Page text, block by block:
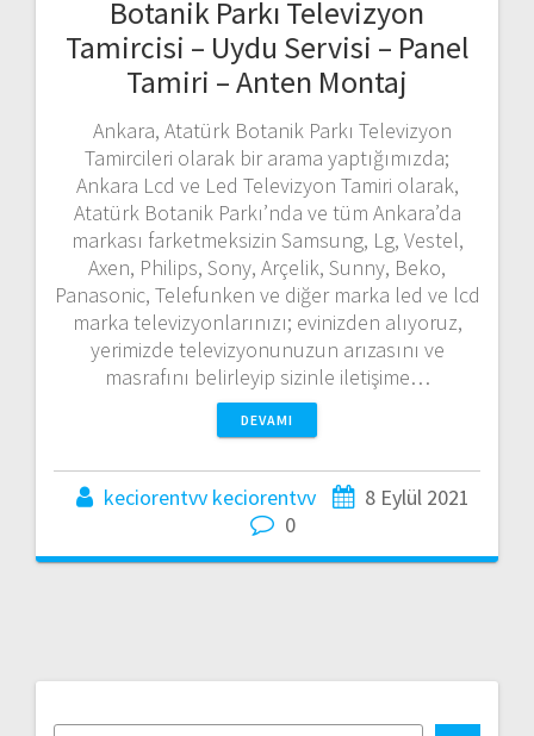
Botanik Parkı Televizyon
Tamircisi – Uydu Servisi – Panel
Tamiri – Anten Montaj
Ankara, Atatürk Botanik Parkı Televizyon
Tamircileri olarak bir arama yaptığımızda;
Ankara Lcd ve Led Televizyon Tamiri olarak,
Atatürk Botanik Parkı’nda ve tüm Ankara’da
markası farketmeksizin Samsung, Lg, Vestel,
Axen, Philips, Sony, Arçelik, Sunny, Beko,
Panasonic, Telefunken ve diğer marka led ve lcd
marka televizyonlarınızı; evinizden alıyoruz,
yerimizde televizyonunuzun arızasını ve
masrafını belirleyip sizinle iletişime…
DEVAMI
keciorentvv keciorentvv
8 Eylül 2021
0